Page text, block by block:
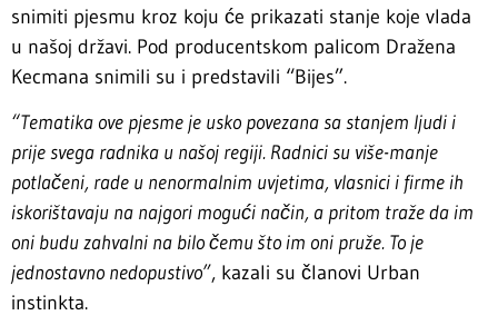
snimiti pjesmu kroz koju će prikazati stanje koje vlada
u našoj državi. Pod producentskom palicom Dražena
Kecmana snimili su i predstavili “Bijes”.
“Tematika ove pjesme je usko povezana sa stanjem ljudi i
prije svega radnika u našoj regiji. Radnici su više-manje
potlačeni, rade u nenormalnim uvjetima, vlasnici i firme ih
iskorištavaju na najgori mogući način, a pritom traže da im
oni budu zahvalni na bilo čemu što im oni pruže. To je
jednostavno nedopustivo”, kazali su članovi Urban
instinkta.